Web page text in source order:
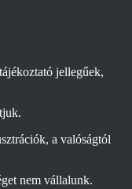
jellegűek,
a valóságtól
nem vállalunk.